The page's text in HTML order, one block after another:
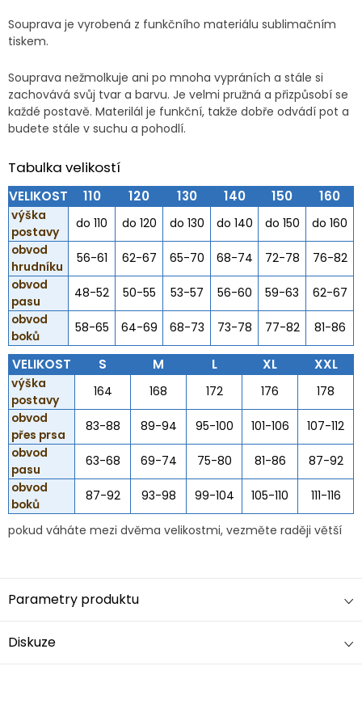
Souprava je vyrobená z funkčního materiálu sublimačním
tiskem.
Souprava nežmolkuje ani po mnoha vypráních a stále si
zachovává svůj tvar a barvu. Je velmi pružná a přizpůsobí se
každé postavě. Materilál je funkční, takže dobře odvádí pot a
budete stále v suchu a pohodlí.
Tabulka velikostí
VELIKOST 110 120 130 140 150 160
výška
postavy
do 110 do 120 do 130 do 140 do 150
do 160
obvod
hrudníku
56-61 62-67 65-70 68-74 72-78
76-82
obvod
pasu
48-52 50-55 53-57 56-60 59-63
62-67
obvod
boků
58-65 64-69 68-73 73-78 77-82 81-86
VELIKOST S M L XL XXL
výška
postavy
164 168 172 176
178
obvod
přes prsa
83-88 89-94 95-100 101-106
107-112
obvod
pasu
63-68 69-74 75-80 81-86
87-92
obvod
boků
87-92 93-98 99-104 105-110 111-116
pokud váháte mezi dvěma velikostmi, vezměte raději větší
Parametry produktu
Diskuze